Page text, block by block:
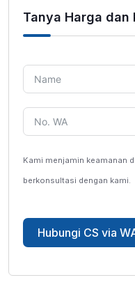
Tanya Harga dan
Kami menjamin keamanan
berkonsultasi dengan kami.
Hubungi CS via